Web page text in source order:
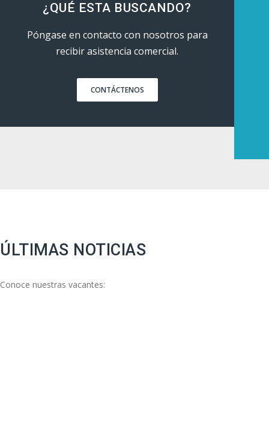
¿QUÉ ESTA BUSCANDO?
Póngase en contacto con nosotros para
recibir asistencia comercial.
CONTÁCTENOS
ÚLTIMAS NOTICIAS
Conoce nuestras vacantes: